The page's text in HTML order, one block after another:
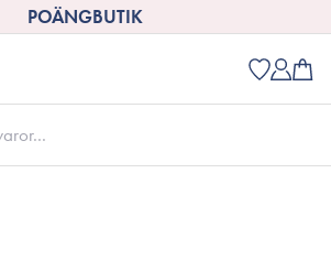
POÄNGBUTIK